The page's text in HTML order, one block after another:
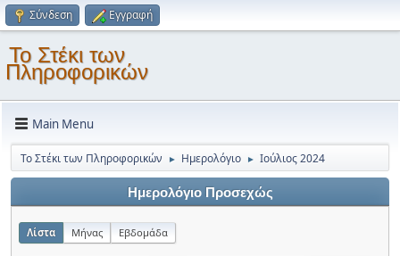
Σύνδεση Εγγραφή
Το Στέκι των
Πληροφορικών
Main Menu
Το Στέκι των Πληροφορικών ► Ημερολόγιο ► Ιούλιος 2024
Ημερολόγιο Προσεχώς
Λίστα Μήνας Εβδομάδα